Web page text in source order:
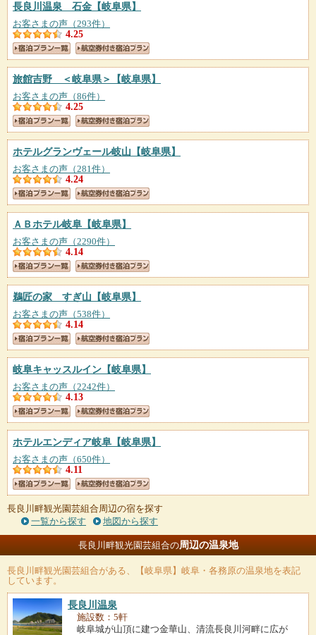
長良川温泉 石金 【岐阜県】
お客さまの声（293件）
4.25
旅館吉野 ＜岐阜県＞ 【岐阜県】
お客さまの声（86件）
4.25
ホテルグランヴェール岐山 【岐阜県】
お客さまの声（281件）
4.24
ＡＢホテル岐阜 【岐阜県】
お客さまの声（2290件）
4.14
鵜匠の家 すぎ山 【岐阜県】
お客さまの声（538件）
4.14
岐阜キャッスルイン 【岐阜県】
お客さまの声（2242件）
4.13
ホテルエンディア岐阜 【岐阜県】
お客さまの声（650件）
4.11
長良川畔観光園芸組合周辺の宿を探す
一覧から探す
地図から探す
長良川畔観光園芸組合の周辺の温泉地
長良川畔観光園芸組合がある、【岐阜県】岐阜・各務原の温泉地を表記
しています。
長良川温泉
施設数：5軒
岐阜城が山頂に建つ金華山、清流長良川河畔に広が